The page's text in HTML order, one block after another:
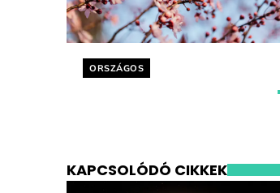
Helyszín címkék:
ORSZÁGOS
KAPCSOLÓDÓ CIKKEK